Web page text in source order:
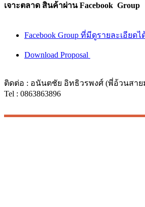
เจาะตลาด สินค้าผ่าน Facebook Group
Facebook Group ที่มีดูรายละเอียด
Download Proposal
ติดต่อ : อนันตชัย อิทธิวรพงศ์ (พี่อ้วนสาย
Tel : 0863863896